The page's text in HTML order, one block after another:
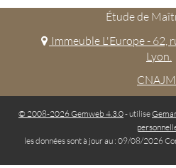
Étude de
Immeuble L'Europe - 62,
Lyon.
© 2008-2026 Gemweb 4.3.0- utilise
les données sont à jour au : 09/08/2026